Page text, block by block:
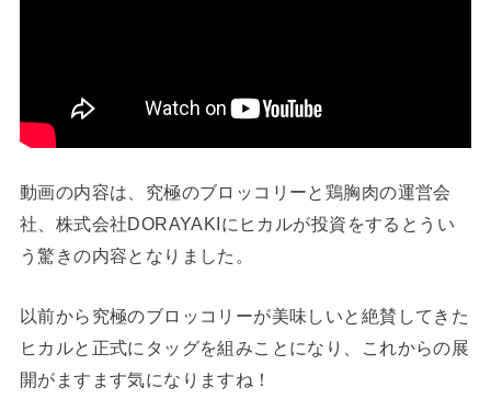
動画の内容は、究極のブロッコリーと鶏胸肉の運営会
社、株式会社DORAYAKIにヒカルが投資をするとうい
う驚きの内容となりました。
以前から究極のブロッコリーが美味しいと絶賛してきた
ヒカルと正式にタッグを組みことになり、これからの展
開がますます気になりますね！